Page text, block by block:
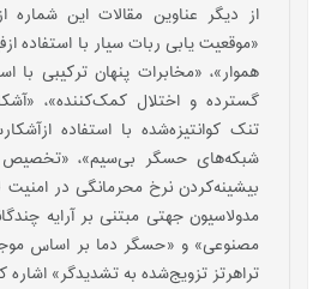
از دیگر عناوین مقالات این شماره
«موقعیت ­یابی ربات سیار با استفاده
هموار»، «مخابرات پنهان ترکیبی با
گسترده و اختلال کمک‌کننده»،
تنک کوانتیزه‌شده با استفاده
شبکه‌های حسگر بی‌سیم»، «تخصیص
بیشینه‌کردن نرخ محرمانگی در امنیت
مدولاسیون جهتی مبتنی بر آرایه
مصنوعی» و «حسگر دما بر اساس
تراهرتز تزویج‌شده به تشدیدگر» اشاره